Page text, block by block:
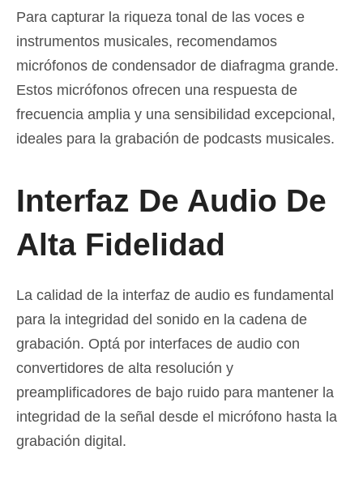
Para capturar la riqueza tonal de las voces e
instrumentos musicales, recomendamos
micrófonos de condensador de diafragma grande.
Estos micrófonos ofrecen una respuesta de
frecuencia amplia y una sensibilidad excepcional,
ideales para la grabación de podcasts musicales.
Interfaz De Audio De
Alta Fidelidad
La calidad de la interfaz de audio es fundamental
para la integridad del sonido en la cadena de
grabación. Optá por interfaces de audio con
convertidores de alta resolución y
preamplificadores de bajo ruido para mantener la
integridad de la señal desde el micrófono hasta la
grabación digital.